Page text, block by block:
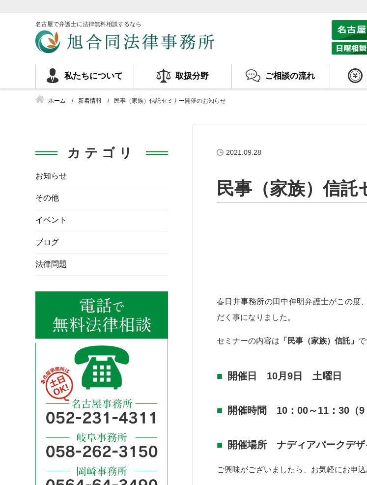
名古屋で弁護士に法律無料相談するなら
私たちについて 取扱分野 ご相談の流れ
ホーム 新着情報 民事（家族）信託セミナー開催のお知らせ
2021.09.28
民事（家族）信
春日井事務所の田中伸明弁護士がこの度
だく事になりました。
セミナーの内容は 「民事（家族）信託」 で
開催日 10月9日 土曜日
開催時間 10：00～11：30（9
開催場所 ナディアパークデ
ご興味がございましたら、お気軽にお申込
カテゴリ
お知らせ
その他
イベント
ブログ
法律問題